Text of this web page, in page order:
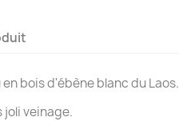
bois d'ébène blanc du Laos.
veinage.